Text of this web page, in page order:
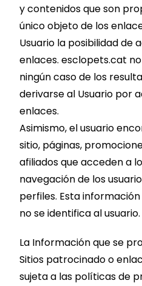
y contenidos que son
único objeto de los
Usuario la posibilidad de
enlaces. esclopets.cat
ningún caso de los
derivarse al Usuario por
enlaces.
Asimismo, el usuario
sitio, páginas,
afiliados que acceden a
navegación de los
perfiles. Esta
no se identifica al usuario.
La Información que se
Sitios patrocinado o
sujeta a las políticas de